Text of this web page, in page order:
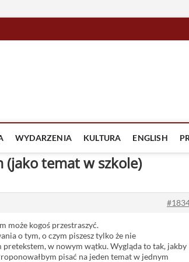
WYDARZENIA KULTURA ENGLISH
temat w szkole)
może kogoś przestraszyć.
o tym, o czym piszesz tylko że nie
pretekstem, w nowym wątku. Wygląda to tak, jakby
pisać na jeden temat w jednym